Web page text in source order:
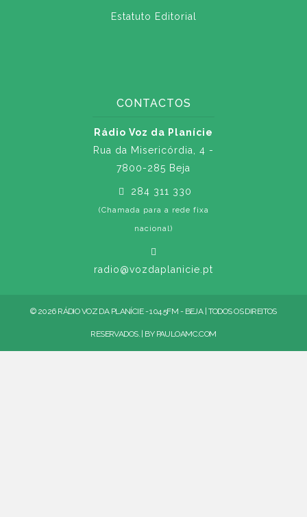
Estatuto Editorial
CONTACTOS
Rádio Voz da Planície
Rua da Misericórdia, 4 -
7800-285 Beja
284 311 330
(Chamada para a rede fixa
nacional)
radio@vozdaplanicie.pt
© 2026 RÁDIO VOZ DA PLANÍCIE - 104.5FM - BEJA | TODOS OS DIREITOS
RESERVADOS. | BY PAULOAMC.COM